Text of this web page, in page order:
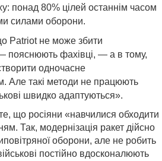
понад 80% цілей останнім часом
силами оборони.
Patriot не може збити
пояснюють фахівці, — а в тому,
одночасне
Але такі методи не працюють
швидко адаптуються».
що росіяни «навчилися обходити
Так, модернізація ракет дійсно
оборони, але не робить
постійно вдосконалюють